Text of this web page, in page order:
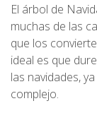
El árbol de
muchas de las
que los
ideal es que
las navidades,
complejo.